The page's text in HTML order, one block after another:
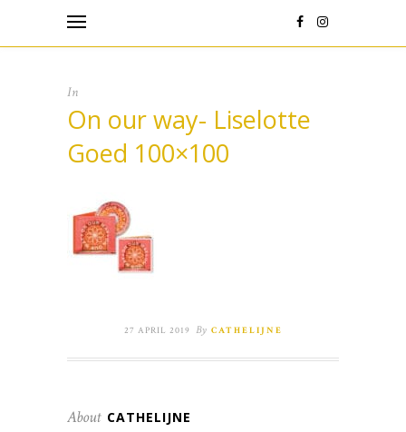
In
On our way- Liselotte
Goed 100×100
27 APRIL 2019 By CATHELIJNE
About CATHELIJNE